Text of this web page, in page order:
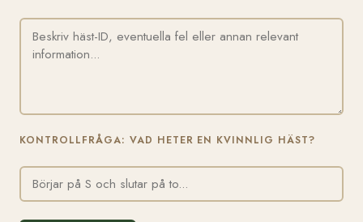
KONTROLLFRÅGA: VAD HETER EN KVINNLIG HÄST?